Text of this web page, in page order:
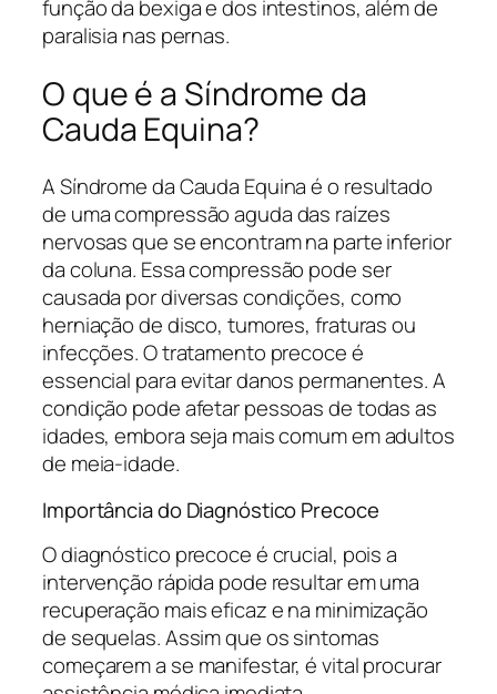
função da bexiga e dos intestinos, além de
paralisia nas pernas.
O que é a Síndrome da
Cauda Equina?
A Síndrome da Cauda Equina é o resultado
de uma compressão aguda das raízes
nervosas que se encontram na parte inferior
da coluna. Essa compressão pode ser
causada por diversas condições, como
herniação de disco, tumores, fraturas ou
infecções. O tratamento precoce é
essencial para evitar danos permanentes. A
condição pode afetar pessoas de todas as
idades, embora seja mais comum em adultos
de meia-idade.
Importância do Diagnóstico Precoce
O diagnóstico precoce é crucial, pois a
intervenção rápida pode resultar em uma
recuperação mais eficaz e na minimização
de sequelas. Assim que os sintomas
começarem a se manifestar, é vital procurar